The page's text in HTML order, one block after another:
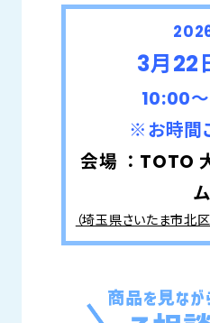
3月22
10:00～
※お時間
会場 ： TOTO
ム
（埼玉県さいたま市北